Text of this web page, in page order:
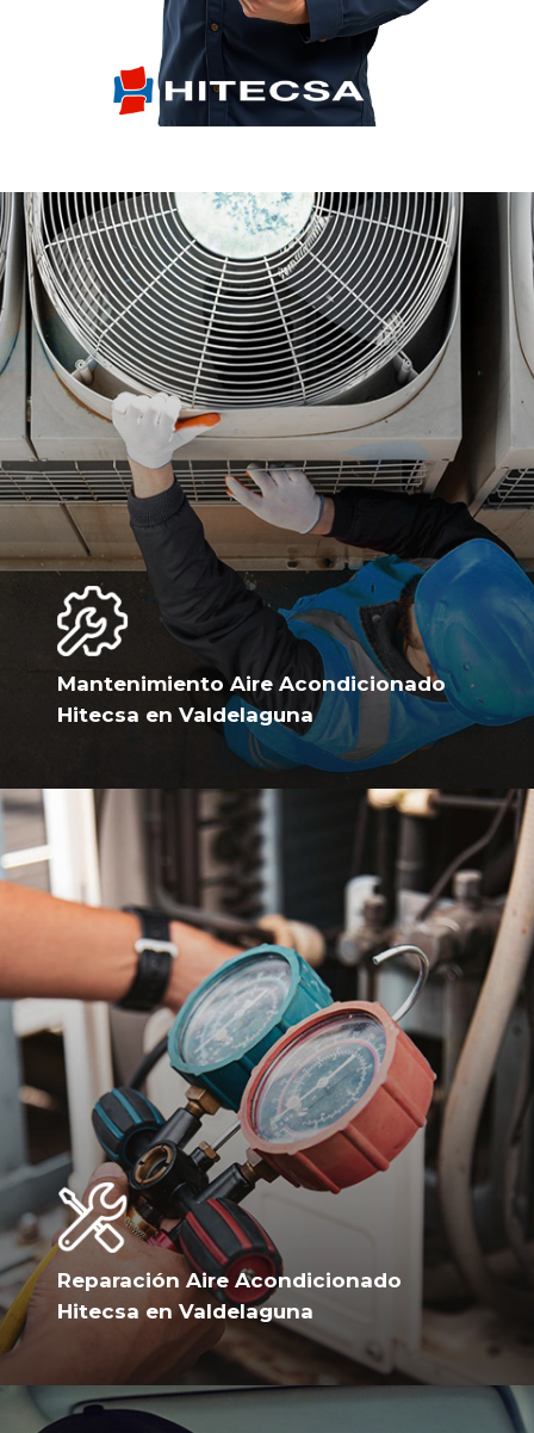
Mantenimiento Aire Acondicionado
Hitecsa en Valdelaguna
Reparación Aire Acondicionado
Hitecsa en Valdelaguna